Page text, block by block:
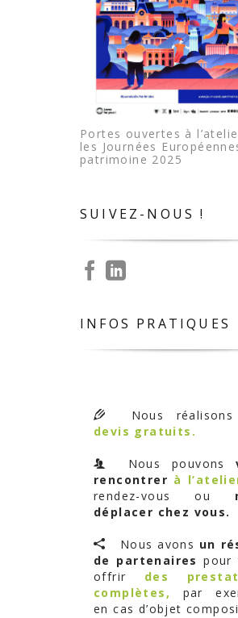
Portes ouvertes à
les Journées
patrimoine 2025
SUIVEZ-NOUS !
INFOS PRATIQUES
Nous réalisons
devis gratuits.
Nous pouvons
rencontrer à
rendez-vous ou
déplacer chez vous.
Nous avons un
de partenairespour
offrir des
complètes,
par
en cas d’objet